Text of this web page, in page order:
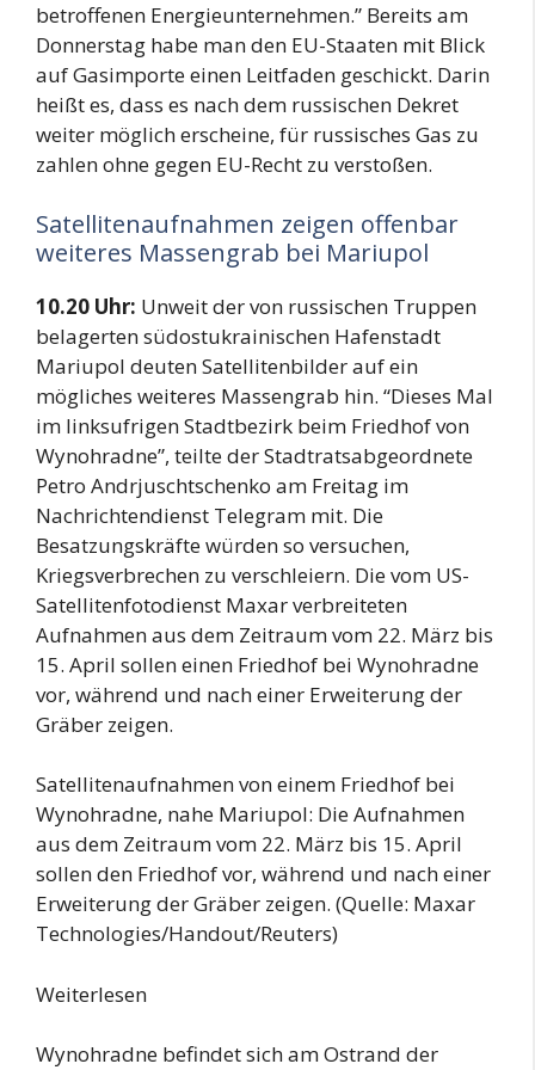
betroffenen Energieunternehmen.” Bereits am
Donnerstag habe man den EU-Staaten mit Blick
auf Gasimporte einen Leitfaden geschickt. Darin
heißt es, dass es nach dem russischen Dekret
weiter möglich erscheine, für russisches Gas zu
zahlen ohne gegen EU-Recht zu verstoßen.
Satellitenaufnahmen zeigen offenbar
weiteres Massengrab bei Mariupol
10.20 Uhr: Unweit der von russischen Truppen
belagerten südostukrainischen Hafenstadt
Mariupol deuten Satellitenbilder auf ein
mögliches weiteres Massengrab hin. “Dieses Mal
im linksufrigen Stadtbezirk beim Friedhof von
Wynohradne”, teilte der Stadtratsabgeordnete
Petro Andrjuschtschenko am Freitag im
Nachrichtendienst Telegram mit. Die
Besatzungskräfte würden so versuchen,
Kriegsverbrechen zu verschleiern. Die vom US-
Satellitenfotodienst Maxar verbreiteten
Aufnahmen aus dem Zeitraum vom 22. März bis
15. April sollen einen Friedhof bei Wynohradne
vor, während und nach einer Erweiterung der
Gräber zeigen.
Satellitenaufnahmen von einem Friedhof bei
Wynohradne, nahe Mariupol: Die Aufnahmen
aus dem Zeitraum vom 22. März bis 15. April
sollen den Friedhof vor, während und nach einer
Erweiterung der Gräber zeigen. (Quelle: Maxar
Technologies/Handout/Reuters)
Weiterlesen
Wynohradne befindet sich am Ostrand der